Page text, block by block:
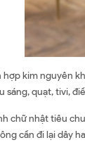
kim nguyên
quạt, tivi,
chữ nhật tiêu
cần đi lại dây